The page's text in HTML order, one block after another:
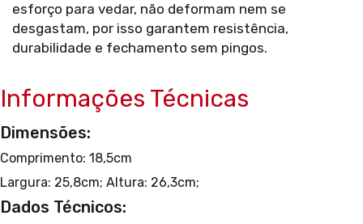
esforço para vedar, não deformam nem se
desgastam, por isso garantem resistência,
durabilidade e fechamento sem pingos.
Informações Técnicas
Dimensões:
Comprimento: 18,5cm
Largura: 25,8cm; Altura: 26,3cm;
Dados Técnicos: